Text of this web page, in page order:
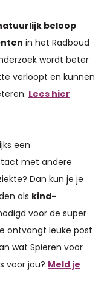
beloop
in het Radboud
wordt beter
verloopt en kunnen
Lees hier
een
met andere
Dan kun je je
als kind-
voor de super
ontvangt leuke post
wat Spieren voor
voor jou? Meld je